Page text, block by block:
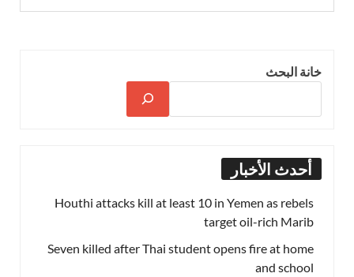
خانة البحث
أحدث الأخبار
Houthi attacks kill at least 10 in Yemen as rebels
target oil-rich Marib
Seven killed after Thai student opens fire at home
and school